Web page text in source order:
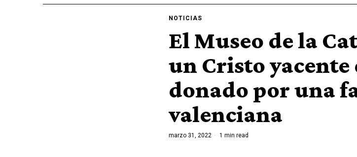
NOTICIAS
El Museo de la
un Cristo yacente
donado por una
valenciana
marzo 31, 2022 1 min read